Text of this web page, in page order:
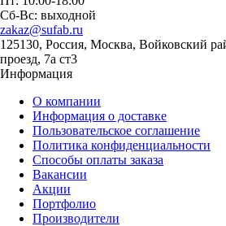
Сб-Вс: выходной
zakaz@sufab.ru
125130, Россия, Москва, Войковский
проезд, 7а ст3
Информация
О компании
Информация о доставке
Пользовательское соглашение
Политика конфиденциальности
Способы оплаты заказа
Вакансии
Акции
Портфолио
Производители